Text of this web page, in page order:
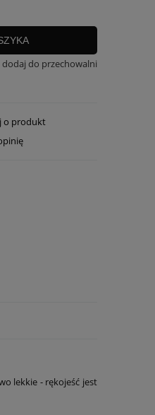
dodaj do przechowalni
o produkt
lekkie - rękojeść jest